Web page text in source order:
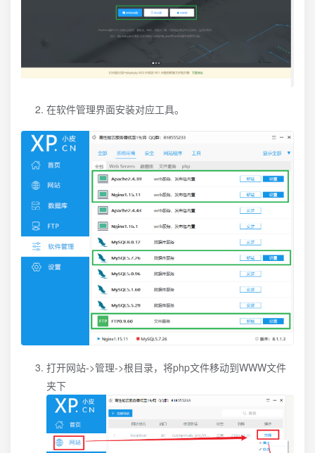
在软件管理界面安装对应工具。
打开网站->管理->根目录，将php文件移动到WWW文件
夹下